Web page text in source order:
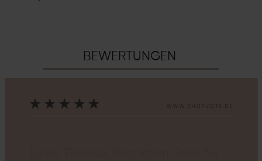
BEWERTUNGEN